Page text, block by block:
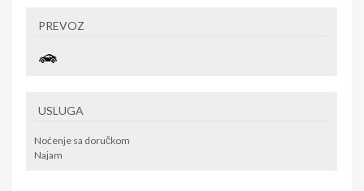
PREVOZ
USLUGA
Noćenje sa doručkom
Najam